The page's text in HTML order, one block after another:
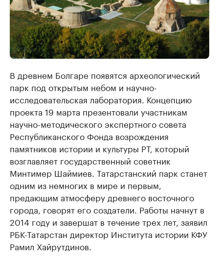
В древнем Болгаре появятся археологический
парк под открытым небом и научно-
исследовательская лаборатория. Концепцию
проекта 19 марта презентовали участникам
научно-методического экспертного совета
Республиканского Фонда возрождения
памятников истории и культуры РТ, который
возглавляет государственный советник
Минтимер Шаймиев. Татарстанский парк станет
одним из немногих в мире и первым,
предающим атмосферу древнего восточного
города, говорят его создатели. Работы начнут в
2014 году и завершат в течение трех лет, заявил
РБК-Татарстан директор Института истории КФУ
Рамил Хайрутдинов.